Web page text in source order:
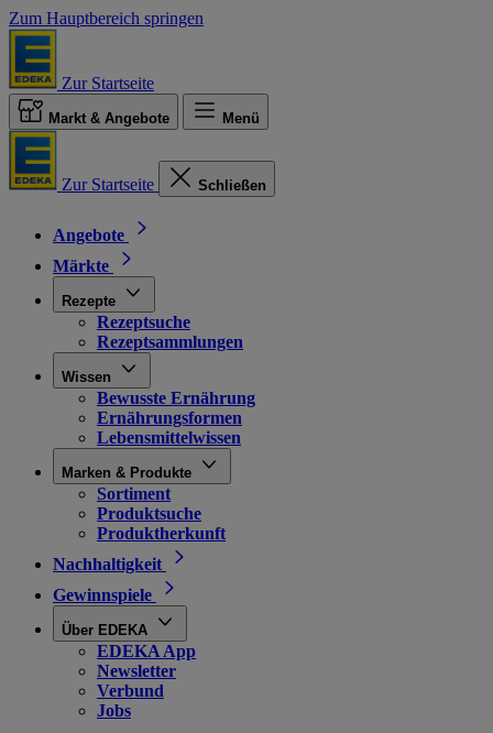
Zum Hauptbereich springen
Zur Startseite
Markt & Angebote Menü
Zur Startseite Schließen
Angebote
Märkte
Rezepte
Rezeptsuche
Rezeptsammlungen
Wissen
Bewusste Ernährung
Ernährungsformen
Lebensmittelwissen
Marken & Produkte
Sortiment
Produktsuche
Produktherkunft
Nachhaltigkeit
Gewinnspiele
Über EDEKA
EDEKA App
Newsletter
Verbund
Jobs